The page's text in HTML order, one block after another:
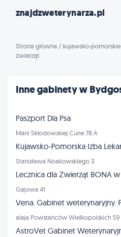
znajdzweterynarza.pl
Strona główna / kujawsko-pomorskie
zwierząt
Inne gabinety w
Paszport Dla Psa
Marii Skłodowskiej Curie 78 A
Stanisława Noakowskiego 3
Gajowa 41
aleja Powstańców Wielkopolskich 59